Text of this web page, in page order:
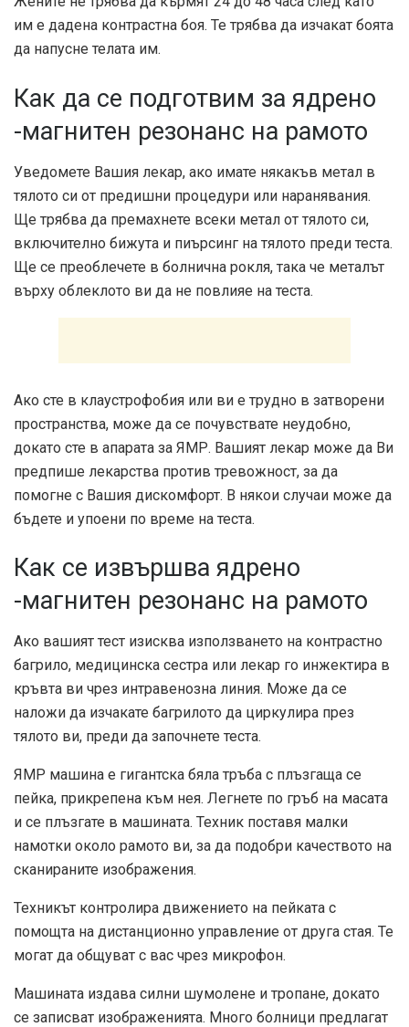
им е дадена контрастна боя. Те трябва да изчакат боята
да напусне телата им.
Как да се подготвим за ядрено
-магнитен резонанс на рамото
Уведомете Вашия лекар, ако имате някакъв метал в
тялото си от предишни процедури или наранявания.
Ще трябва да премахнете всеки метал от тялото си,
включително бижута и пиърсинг на тялото преди теста.
Ще се преоблечете в болнична рокля, така че металът
върху облеклото ви да не повлияе на теста.
Ако сте в клаустрофобия или ви е трудно в затворени
пространства, може да се почувствате неудобно,
докато сте в апарата за ЯМР. Вашият лекар може да Ви
предпише лекарства против тревожност, за да
помогне с Вашия дискомфорт. В някои случаи може да
бъдете и упоени по време на теста.
Как се извършва ядрено
-магнитен резонанс на рамото
Ако вашият тест изисква използването на контрастно
багрило, медицинска сестра или лекар го инжектира в
кръвта ви чрез интравенозна линия. Може да се
наложи да изчакате багрилото да циркулира през
тялото ви, преди да започнете теста.
ЯМР машина е гигантска бяла тръба с плъзгаща се
пейка, прикрепена към нея. Легнете по гръб на масата
и се плъзгате в машината. Техник поставя малки
намотки около рамото ви, за да подобри качеството на
сканираните изображения.
Техникът контролира движението на пейката с
помощта на дистанционно управление от друга стая. Те
могат да общуват с вас чрез микрофон.
Машината издава силни шумолене и тропане, докато
се записват изображенията. Много болници предлагат